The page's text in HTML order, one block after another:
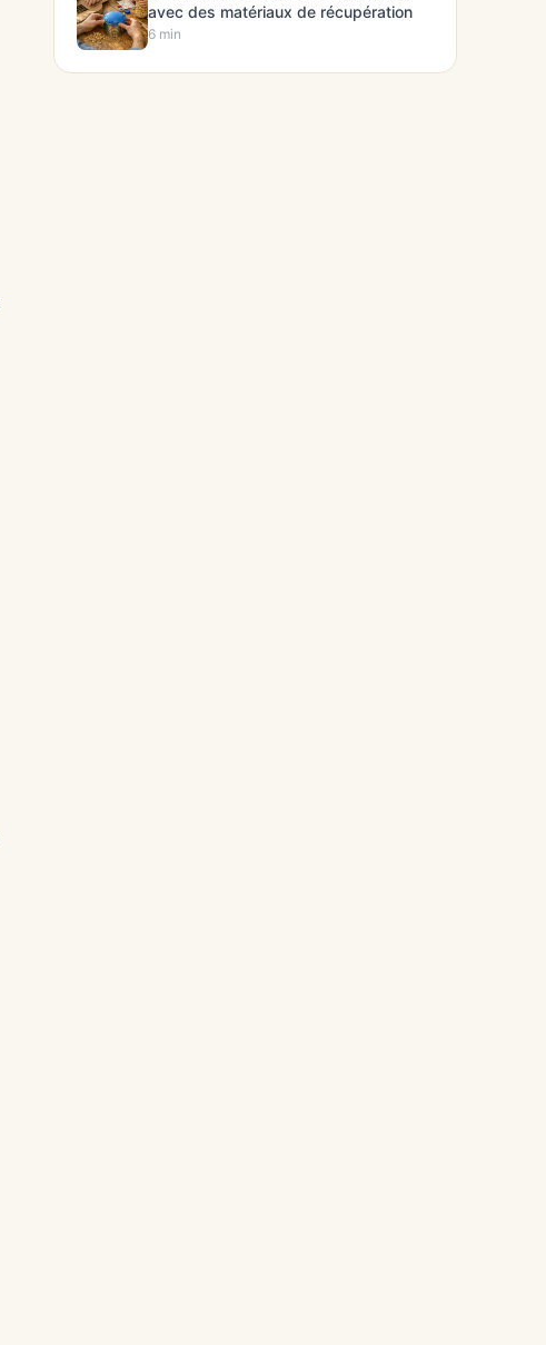
avec des matériaux de récupération
6 min